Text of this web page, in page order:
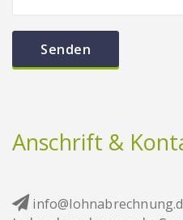
Anschrift &